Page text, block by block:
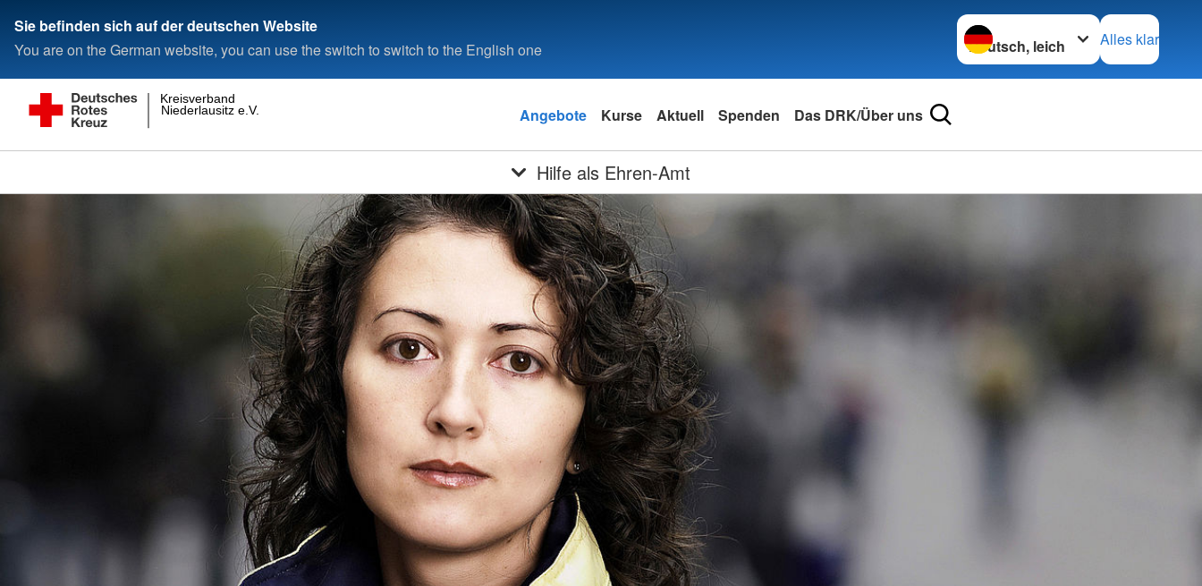
Sie befinden sich auf der deutschen Website
You are on the German website, you can use the switch to switch to the English one
Sprache wechseln zu
Alles klar
Niederlausitz e.V.
Kreisverband
Angebote Kurse Aktuell Spenden Das DRK/Über uns
Hilfe als Ehren-Amt